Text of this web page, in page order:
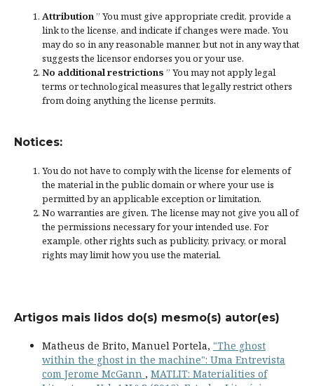
Attribution” You must give appropriate credit, provide a
link to the license, andindicate if changes were made. You
may do so in any reasonable manner, but not in any way that
suggests the licensor endorses you or your use.
No additional restrictions ” You may not apply legal
terms ortechnological measuresthat legally restrict others
from doing anything the license permits.
Notices:
You do not have to comply with the license for elements of
the material in the public domain or where your use is
permitted by an applicable exception or limitation.
No warranties are given. The license may not give you all of
the permissions necessary for your intended use. For
example, other rights such as publicity, privacy, or moral
rights may limit how you use the material.
Artigos mais lidos do(s) mesmo(s) autor(es)
Matheus de Brito, Manuel Portela, "The ghost
within the ghost in the machine": Uma Entrevista
com Jerome McGann , MATLIT: Materialities of